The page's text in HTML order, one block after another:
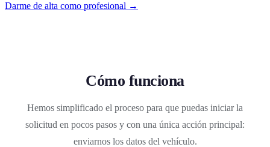
Darme de alta como profesional →
Cómo funciona
Hemos simplificado el proceso para que puedas iniciar la
solicitud en pocos pasos y con una única acción principal:
enviarnos los datos del vehículo.